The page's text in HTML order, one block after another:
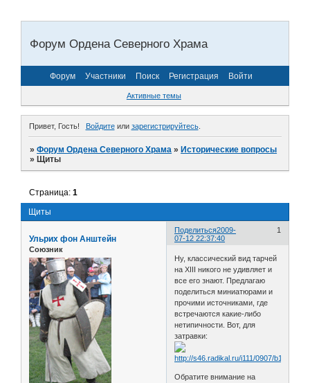
Форум Ордена Северного Храма
Форум Участники Поиск Регистрация Войти
Активные темы
Привет, Гость! Войдитеили зарегистрируйтесь.
»Форум Ордена Северного Храма »Исторические вопросы
»Щиты
Щиты
Страница:1
Поделиться 1
2009-
07-12 22:37:40
Ульрих фон Анштейн
Союзник
Ну, классический вид тарчей
на XIII никого не удивляет и
все его знают. Предлагаю
поделиться миниатюрами и
прочими источниками, где
встречаются какие-либо
нетипичности. Вот, для
затравки:
Обратите внимание на